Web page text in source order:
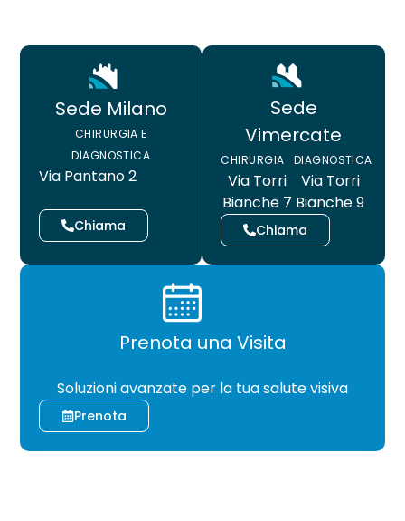
Sede Milano
CHIRURGIA E
DIAGNOSTICA
Via Pantano 2
Chiama
Sede
Vimercate
CHIRURGIA
Via Torri
Bianche 7
DIAGNOSTICA
Via Torri
Bianche 9
Chiama
Prenota una Visita
Soluzioni avanzate per la tua salute visiva
Prenota